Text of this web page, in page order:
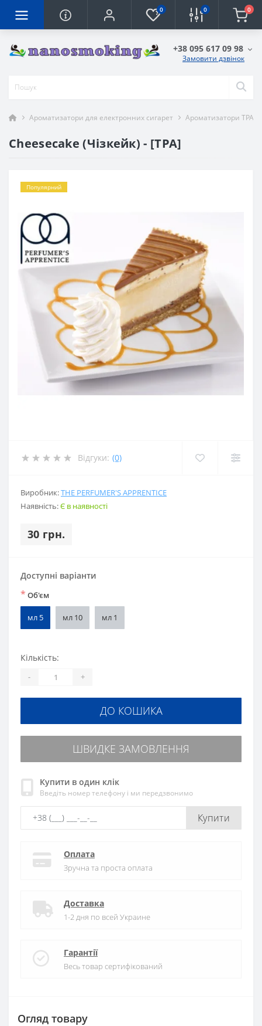
0 0 0
+38 095 617 09 98
Замовити дзвінок
Ароматизатори для електронних сигарет Ароматизатори TPA
Cheesecake (Чізкейк) - [TPA]
Популярний
Відгуки: (0)
Виробник:THE PERFUMER'S APPRENTICE
Наявність:Є в наявності
30 грн.
Доступні варіанти
* Об'єм
мл 5 мл 10 мл 1
Кількість:
- +
ДО КОШИКА
ШВИДКЕ ЗАМОВЛЕННЯ
Купити в один клік
Введіть номер телефону і ми передзвонимо
Купити
Оплата
Зручна та проста оплата
Доставка
1-2 дня по всей Украине
Гарантії
Весь товар сертифікований
Огляд товару